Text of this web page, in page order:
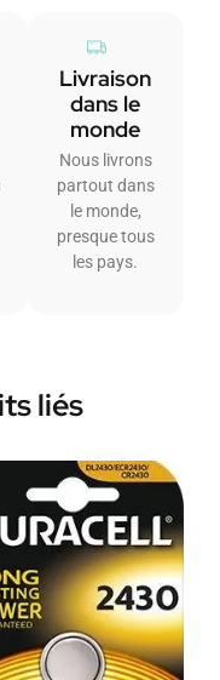
Livraison
dans le
monde
Nous livrons
partout dans
le monde,
presque tous
les pays.
liés